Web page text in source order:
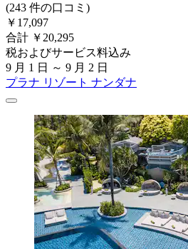
(243 件の口コミ)
￥17,097
合計 ￥20,295
税およびサービス料込み
9 月 1 日 ～ 9 月 2 日
プラナ リゾート ナンダナ